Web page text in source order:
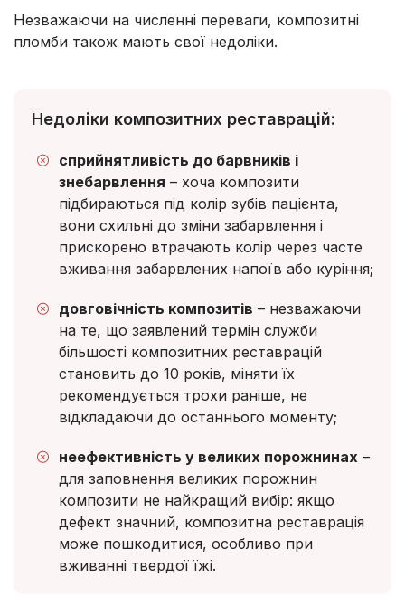
Незважаючи на численні переваги, композитні
пломби також мають свої недоліки.
Недоліки композитних реставрацій:
сприйнятливість до барвників і
знебарвлення – хоча композити
підбираються під колір зубів пацієнта,
вони схильні до зміни забарвлення і
прискорено втрачають колір через часте
вживання забарвлених напоїв або куріння;
довговічність композитів – незважаючи
на те, що заявлений термін служби
більшості композитних реставрацій
становить до 10 років, міняти їх
рекомендується трохи раніше, не
відкладаючи до останнього моменту;
неефективність у великих порожнинах –
для заповнення великих порожнин
композити не найкращий вибір: якщо
дефект значний, композитна реставрація
може пошкодитися, особливо при
вживанні твердої їжі.